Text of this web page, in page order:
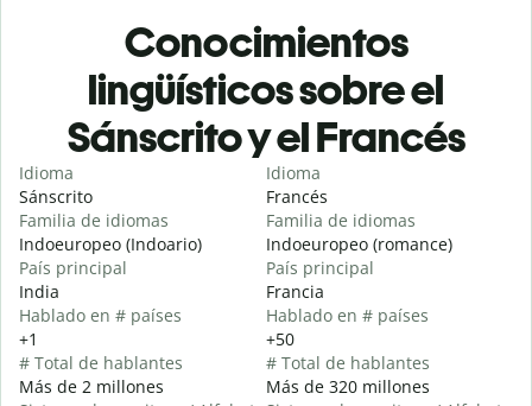
Conocimientos
lingüísticos sobre el
Sánscrito y el Francés
Idioma
Sánscrito
Familia de idiomas
Indoeuropeo (Indoario)
País principal
India
Hablado en # países
+1
# Total de hablantes
Más de 2 millones
Idioma
Francés
Familia de idiomas
Indoeuropeo (romance)
País principal
Francia
Hablado en # países
+50
# Total de hablantes
Más de 320 millones